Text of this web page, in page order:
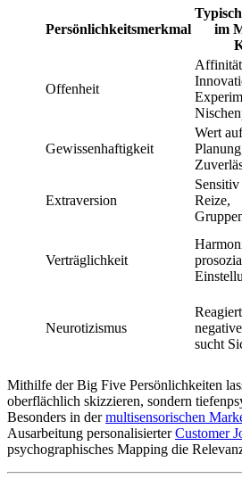
Persönlichkeitsmerkmal
im
Offenheit
Gewissenhaftigkeit
Wert
Extraversion
Reize,
Verträglichkeit
Neurotizismus
sucht
Mithilfe der Big Five Persönlichkeiten
oberflächlich skizzieren, sondern
Besonders in dermultisensorischen
Ausarbeitung personalisierterCustomer
psychographisches Mapping die